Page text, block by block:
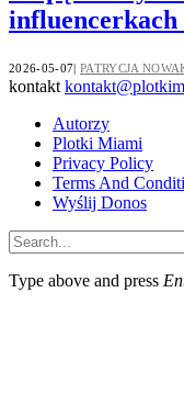
influencerkach
2026-05-07 PATRYCJA
kontakt
Autorzy
Plotki Miami
Privacy Policy
Terms And
Wyślij Donos
Type above and press